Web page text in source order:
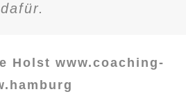
dafür.
Holst www.coaching-